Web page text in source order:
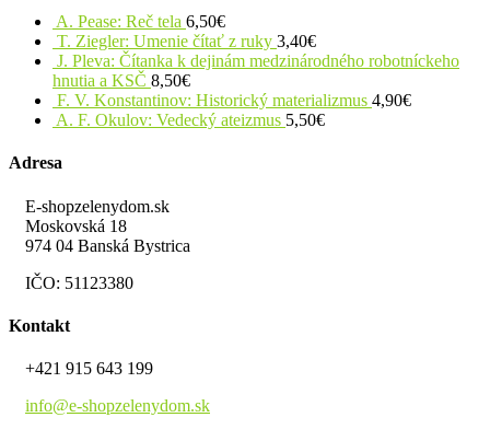
A. Pease: Reč tela 6,50€
T. Ziegler: Umenie čítať z ruky 3,40€
J. Pleva: Čítanka k dejinám medzinárodného robotníckeho
hnutia a KSČ 8,50€
F. V. Konstantinov: Historický materializmus 4,90€
A. F. Okulov: Vedecký ateizmus 5,50€
Adresa
E-shopzelenydom.sk
Moskovská 18
974 04 Banská Bystrica
IČO: 51123380
Kontakt
+421 915 643 199
info@e-shopzelenydom.sk